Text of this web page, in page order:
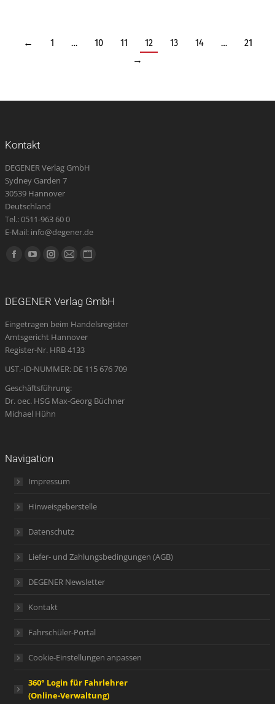
← 1 … 10 11 12 13 14 …
21
→
Kontakt
DEGENER Verlag GmbH
Sydney Garden 7
30539 Hannover
Deutschland
Tel.: 0511-963 60 0
E-Mail: info@degener.de
Finden Sie uns auf:
Facebook
new
window
YouTube
new
window
Instagram
new
window
E-
opens
in
new
Website
new
DEGENER Verlag GmbH
Eingetragen beim Handelsregister
Amtsgericht Hannover
Register-Nr. HRB 4133
UST.-ID-NUMMER: DE 115 676 709
Geschäftsführung:
Dr. oec. HSG Max-Georg Büchner
Michael Hühn
Navigation
Impressum
Hinweisgeberstelle
Datenschutz
Liefer- und Zahlungsbedingungen (AGB)
DEGENER Newsletter
Kontakt
Fahrschüler-Portal
Cookie-Einstellungen anpassen
360° Login für Fahrlehrer
(Online-Verwaltung)